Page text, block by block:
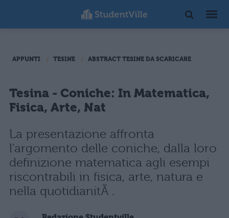
APPUNTI TESINE ABSTRACT TESINE DA SCARICARE
Tesina - Coniche: In Matematica,
Fisica, Arte, Nat
La presentazione affronta
l'argomento delle coniche, dalla loro
definizione matematica agli esempi
riscontrabili in fisica, arte, natura e
nella quotidianitÃ .